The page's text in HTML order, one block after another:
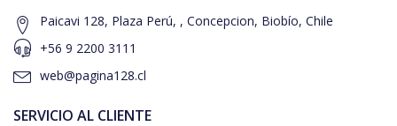
Paicavi 128, Plaza Perú, , Concepcion, Biobío, Chile
+56 9 2200 3111
web@pagina128.cl
SERVICIO AL CLIENTE